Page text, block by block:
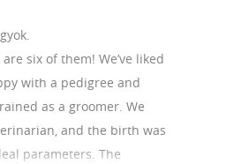
six of them! We’ve liked
with a pedigree and
as a groomer. We
and the birth was
parameters. The